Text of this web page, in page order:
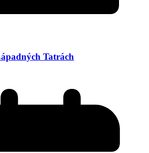
Tatrách